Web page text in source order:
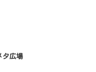
広場